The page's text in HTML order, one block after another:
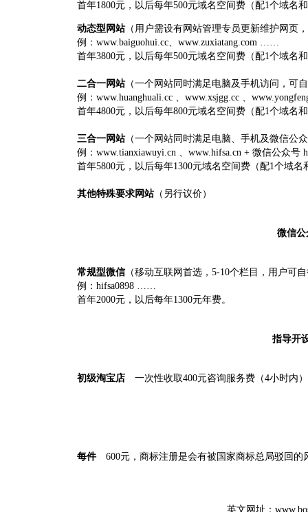
首年1800元，以后每年500元域名空间费（配1个域名
动态型网站（用户需设有网站管理专员更新维护网页
例：www.baiguohui.cc、www.zuxiatang.com ……
首年3800元，以后每年500元域名空间费（配1个域名
二合一网站（一个网站同时满足电脑及手机访问，可
例：www.huanghuali.cc 、www.xsjgg.cc 、
首年4800元，以后每年800元域名空间费（配1个域名
三合一网站（一个网站同时满足电脑、手机及微信公
例：www.tianxiawuyi.cn 、www.hifsa.cn + 微信公众
首年5800元，以后每年1300元域名空间费（配1个域名
其他特殊要求网站（另行议价）
微信
常规型微信（移动互联网首选，5-10个栏目，用户可
例：hifsa0898 ……
首年2000元，以后每年1300元年费。
指导开
初级淘宝店 一次性收取400元咨询服务费（4小时内
每件600元，商标注册是会有被国家商标总局驳回的
英文网址 ：